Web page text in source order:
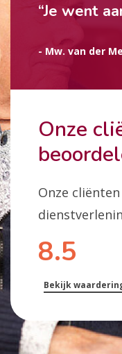
Onze
Onze
8.5
Bekijk
“Je went
- Mw. van der